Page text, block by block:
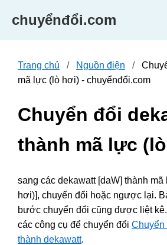
chuyểnđổi.com
Trang chủ Nguồn điện
mã lực (lò hơi) - chuyểnđổi.com
Chuyển đổi
thành mã lực
sang các dekawatt [daW] thành
hơi)], chuyển đổi hoặc ngược lại.
bước chuyển đổi cũng được liệt
các công cụ để chuyển đổi
thành dekawatt.